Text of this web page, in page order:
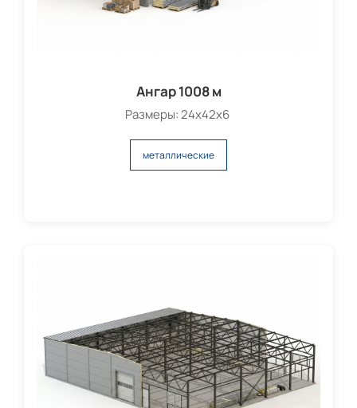
Ангар 1008 м
Размеры: 24х42х6
металлические